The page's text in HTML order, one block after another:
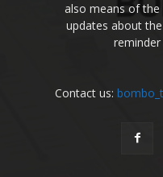
also means of
updates about
Contact us: